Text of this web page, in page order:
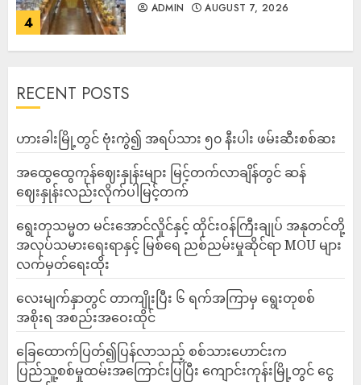
4
ADMIN AUGUST 7, 2026
RECENT POSTS
ဟားခါးမြို့တွင် ဗုံးကွဲ၍ အရပ်သား ၅၀ နီးပါး ဖမ်းဆီးစစ်ဆး
အထွေထွေကုန်ဈေးနှုန်းများ မြင့်တက်လာချိန်တွင် ဆန်
ဈေးနှုန်းလည်းလိုက်ပါမြင့်တက်
ရွေးတုသမ္မတ မင်းအောင်လှိုင်နှင့် ထိုင်းဝန်ကြီးချုပ် အနုတင်တို့
အလုပ်သမားရေးရာနှင့် မြစ်ရေ ညစ်ညမ်းမှုဆိုင်ရာ MOU များ
လက်မှတ်ရေးထိုး
လေးမျက်နှာတွင် တာကျိုးပြီး ၆ ရက်အကြာမှ ရွေးတုစစ်
အစိုးရ အစည်းအဝေးထိုင်
ခြေထောက်ပြတ်၍ပြန်လာသည့် စစ်သားဟောင်းက
ပြည်သူ့စစ်မှုထမ်းအကြောင်းပြပြီး ကျောင်းကုန်းမြို့တွင် ငွေ